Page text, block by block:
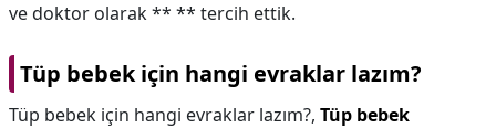
ve doktor olarak ** ** tercih ettik.
Tüp bebek için hangi evraklar lazım?
Tüp bebek için hangi evraklar lazım?, Tüp bebek